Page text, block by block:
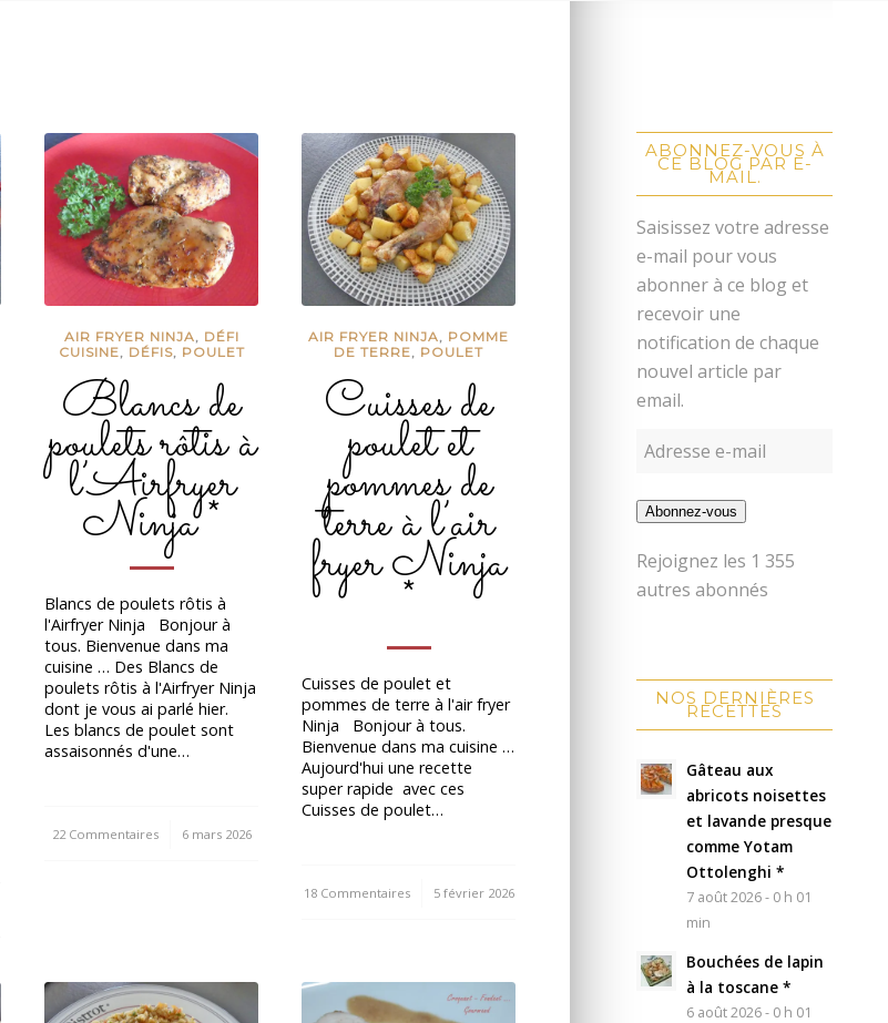
AIR FRYER NINJA, DÉFI
CUISINE, DÉFIS, POULET
Blancs de
poulets rôtis à
l’Airfryer
Ninja *
Blancs de poulets rôtis à
l'Airfryer Ninja Bonjour à
tous. Bienvenue dans ma
cuisine … Des Blancs de
poulets rôtis à l'Airfryer Ninja
dont je vous ai parlé hier.
Les blancs de poulet sont
assaisonnés d'une…
22 Commentaires
/ 6 mars 2026
AIR FRYER NINJA, POMME
DE TERRE, POULET
Cuisses de
poulet et
pommes de
terre à l’air
fryer Ninja
*
Cuisses de poulet et
pommes de terre à l'air fryer
Ninja Bonjour à tous.
Bienvenue dans ma cuisine …
Aujourd'hui une recette
super rapide avec ces
Cuisses de poulet…
18 Commentaires
/ 5 février 2026
ABONNEZ-VOUS À
CE BLOG PAR E-
MAIL.
Saisissez votre adresse
e-mail pour vous
abonner à ce blog et
recevoir une
notification de chaque
nouvel article par
email.
Abonnez-vous
Rejoignez les 1 355
autres abonnés
NOS DERNIÈRES
RECETTES
Gâteau aux
abricots noisettes
et lavande presque
comme Yotam
Ottolenghi *
7 août 2026 - 0 h 01
min
Bouchées de lapin
à la toscane *
6 août 2026 - 0 h 01